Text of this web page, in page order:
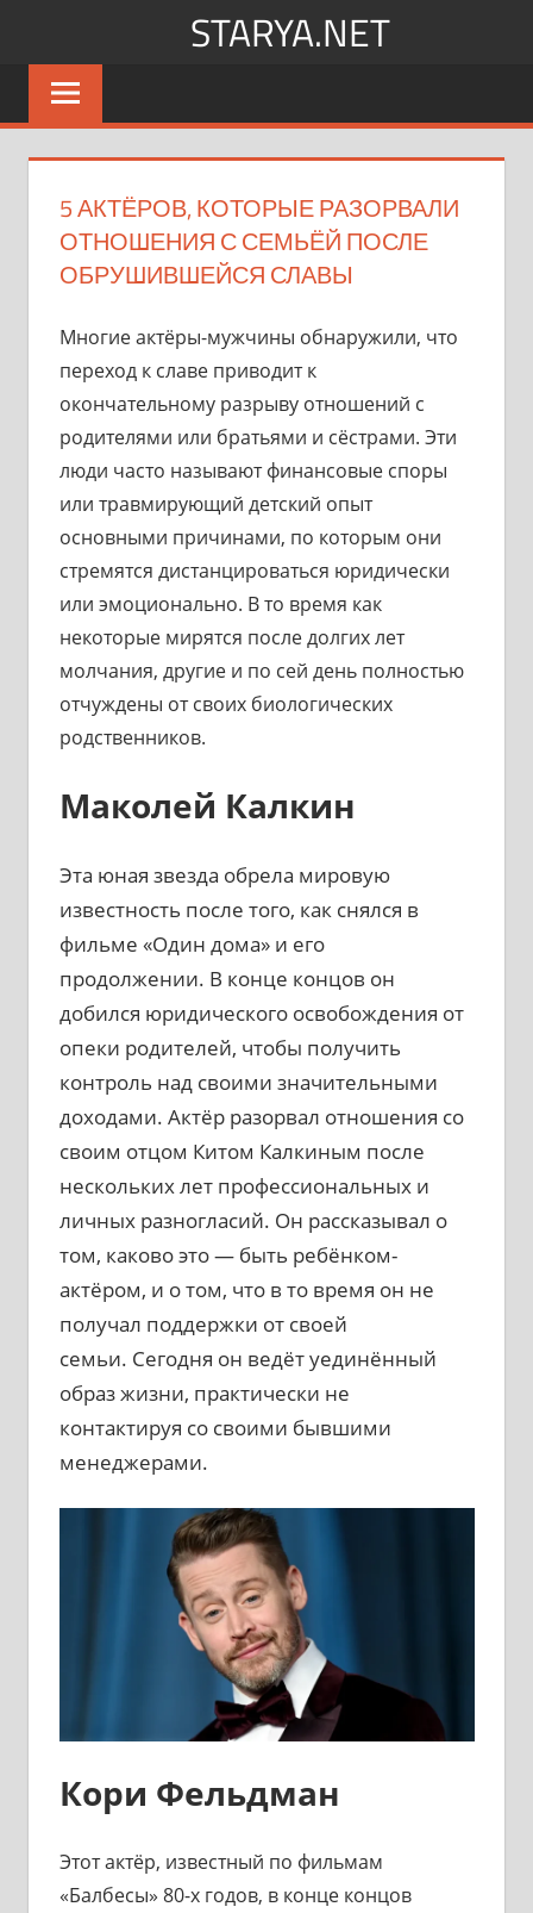
содержимому
STARYA.NET
Новости
шоу-
5 АКТЁРОВ, КОТОРЫЕ РАЗОРВАЛИ
ОТНОШЕНИЯ С СЕМЬЁЙ ПОСЛЕ
ОБРУШИВШЕЙСЯ СЛАВЫ
Многие актёры-мужчины обнаружили, что
переход к славе приводит к
окончательному разрыву отношений с
родителями или братьями и сёстрами. Эти
люди часто называют финансовые споры
или травмирующий детский опыт
основными причинами, по которым они
стремятся дистанцироваться юридически
или эмоционально. В то время как
некоторые мирятся после долгих лет
молчания, другие и по сей день полностью
отчуждены от своих биологических
родственников.
Маколей Калкин
Эта юная звезда обрела мировую
известность после того, как снялся в
фильме «Один дома» и его
продолжении. В конце концов он
добился юридического освобождения от
опеки родителей, чтобы получить
контроль над своими значительными
доходами. Актёр разорвал отношения со
своим отцом Китом Калкиным после
нескольких лет профессиональных и
личных разногласий. Он рассказывал о
том, каково это — быть ребёнком-
актёром, и о том, что в то время он не
получал поддержки от своей
семьи. Сегодня он ведёт уединённый
образ жизни, практически не
контактируя со своими бывшими
менеджерами.
Кори Фельдман
Этот актёр, известный по фильмам
«Балбесы» 80-х годов, в конце концов